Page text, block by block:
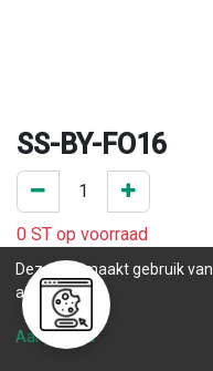
SS-BY-FO16
0 ST op voorraad
.
.
Deze site maakt gebruik
aanpassen.
Aanpassen